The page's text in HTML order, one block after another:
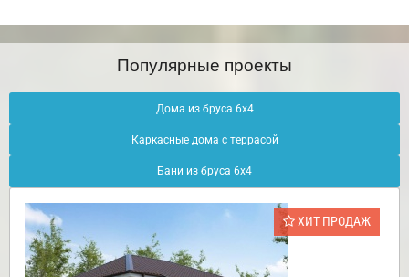
Популярные проекты
Дома из бруса 6х4
Каркасные дома с террасой
Бани из бруса 6х4
ХИТ ПРОДАЖ